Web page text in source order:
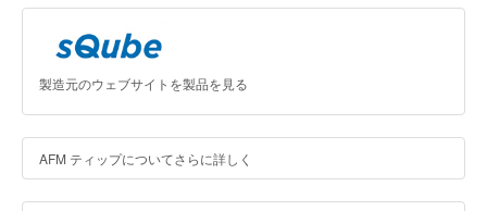
製造元のウェブサイトを製品を見る
AFM ティップについてさらに詳しく